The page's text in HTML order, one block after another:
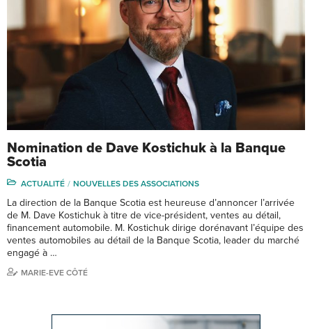
Nomination de Dave Kostichuk à la Banque
Scotia
ACTUALITÉ NOUVELLES DES ASSOCIATIONS
La direction de la Banque Scotia est heureuse d’annoncer l’arrivée
de M. Dave Kostichuk à titre de vice-président, ventes au détail,
financement automobile. M. Kostichuk dirige dorénavant l’équipe des
ventes automobiles au détail de la Banque Scotia, leader du marché
engagé à …
MARIE-EVE CÔTÉ